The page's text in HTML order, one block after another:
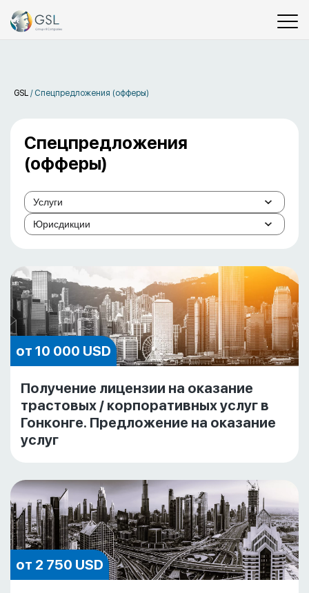
GSL / Спецпредложения (офферы)
Спецпредложения
(офферы)
от 10 000 USD
Получение лицензии на оказание
трастовых / корпоративных услуг в
Гонконге. Предложение на оказание
услуг
от 2 750 USD